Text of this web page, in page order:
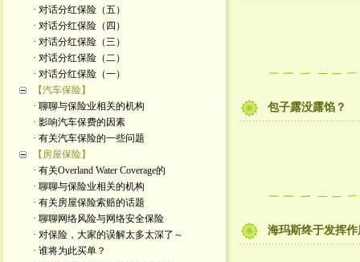
· 对话分红保险（五）
· 对话分红保险（四）
· 对话分红保险（三）
· 对话分红保险（二）
· 对话分红保险（一）
【汽车保险】
· 聊聊与保险业相关的机构
· 影响汽车保费的因素
· 有关汽车保险的一些问题
【房屋保险】
· 有关Overland Water Coverage的
· 聊聊与保险业相关的机构
· 有关房屋保险索赔的话题
· 聊聊网络风险与网络安全保险
· 对保险，大家的误解太多太深了～
· 谁将为此买单？
包子露没露馅？
海玛斯终于发挥